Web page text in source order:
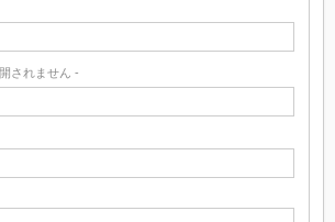
されません -